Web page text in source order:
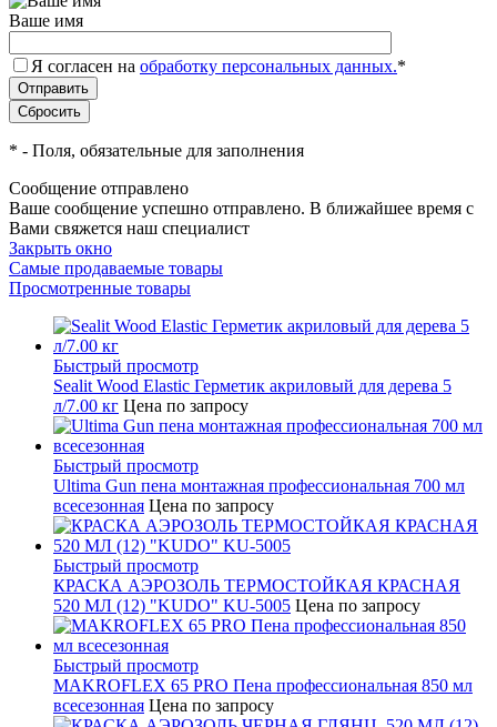
Ваше имя
Я согласен на обработку персональных данных.*
* - Поля, обязательные для заполнения
Сообщение отправлено
Ваше сообщение успешно отправлено. В ближайшее время с
Вами свяжется наш специалист
Закрыть окно
Самые продаваемые товары
Просмотренные товары
Быстрый просмотр
Sealit Wood Elastic Герметик акриловый для дерева 5
л/7.00 кг Цена по запросу
Быстрый просмотр
Ultima Gun пена монтажная профессиональная 700 мл
всесезонная Цена по запросу
Быстрый просмотр
КРАСКА АЭРОЗОЛЬ ТЕРМОСТОЙКАЯ КРАСНАЯ
520 МЛ (12) "KUDO" KU-5005 Цена по запросу
Быстрый просмотр
MAKROFLEX 65 PRO Пена профессиональная 850 мл
всесезонная Цена по запросу